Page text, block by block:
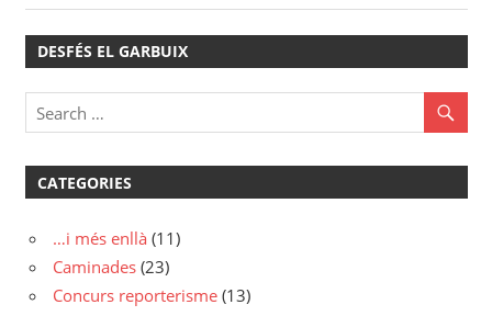
DESFÉS EL GARBUIX
CATEGORIES
…i més enllà (11)
Caminades (23)
Concurs reporterisme (13)